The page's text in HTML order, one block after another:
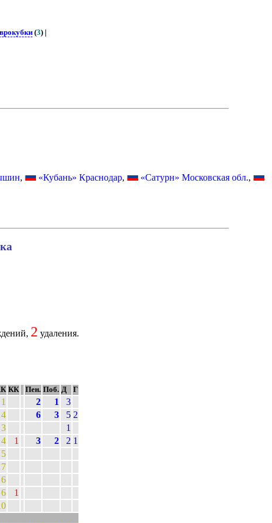
(3) |
, «Кубань» Краснодар, «Сатурн» Московская обл.,
2 удаления.
КК Пен. Поб. Д Г
1 2 1
3
4 6 3 5 2
3
1
4 1 3 2 2 1
5
7
6
6
1